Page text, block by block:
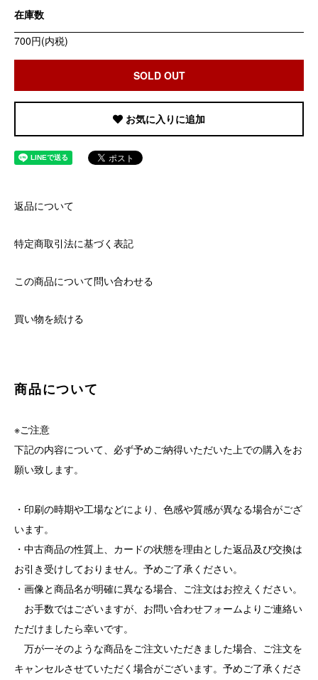
在庫数
700円(内税)
SOLD OUT
お気に入りに追加
返品について
特定商取引法に基づく表記
この商品について問い合わせる
買い物を続ける
商品について
※ご注意
下記の内容について、必ず予めご納得いただいた上での購入をお
願い致します。
・印刷の時期や工場などにより、色感や質感が異なる場合がござ
います。
・中古商品の性質上、カードの状態を理由とした返品及び交換は
お引き受けしておりません。予めご了承ください。
・画像と商品名が明確に異なる場合、ご注文はお控えください。
お手数ではございますが、お問い合わせフォームよりご連絡い
ただけましたら幸いです。
万が一そのような商品をご注文いただきました場合、ご注文を
キャンセルさせていただく場合がございます。予めご了承くださ